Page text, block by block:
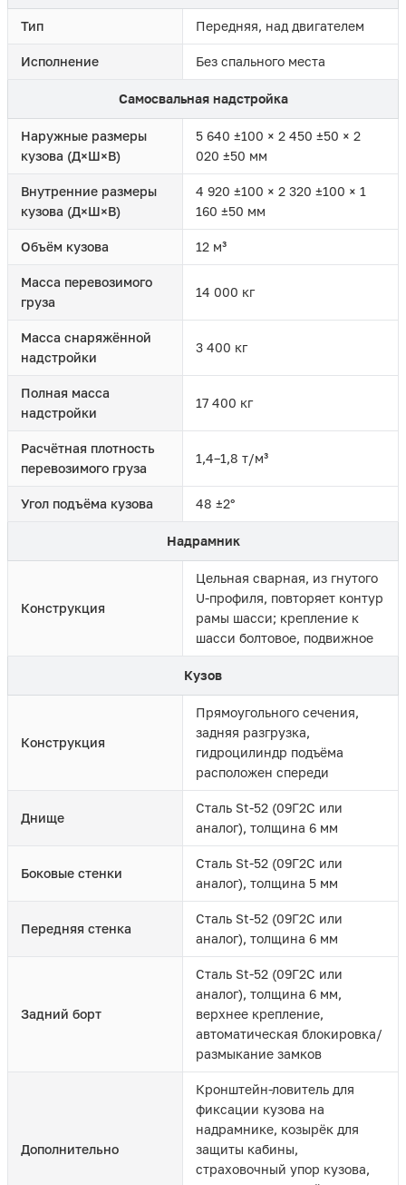
Тип Передняя, над двигателем
Исполнение Без спального места
Самосвальная надстройка
Наружные размеры
кузова (Д×Ш×В)
5 640 ±100 × 2 450 ±50 × 2
020 ±50 мм
Внутренние размеры
кузова (Д×Ш×В)
4 920 ±100 × 2 320 ±100 × 1
160 ±50 мм
Объём кузова 12 м³
Масса перевозимого
груза
14 000 кг
Масса снаряжённой
надстройки
3 400 кг
Полная масса
надстройки
17 400 кг
Расчётная плотность
перевозимого груза
1,4–1,8 т/м³
Угол подъёма кузова 48 ±2°
Надрамник
Конструкция
Цельная сварная, из гнутого
U-профиля, повторяет контур
рамы шасси; крепление к
шасси болтовое, подвижное
Кузов
Конструкция
Прямоугольного сечения,
задняя разгрузка,
гидроцилиндр подъёма
расположен спереди
Днище
Сталь St-52 (09Г2С или
аналог), толщина 6 мм
Боковые стенки
Сталь St-52 (09Г2С или
аналог), толщина 5 мм
Передняя стенка
Сталь St-52 (09Г2С или
аналог), толщина 6 мм
Задний борт
Сталь St-52 (09Г2С или
аналог), толщина 6 мм,
верхнее крепление,
автоматическая блокировка/
размыкание замков
Дополнительно
Кронштейн-ловитель для
фиксации кузова на
надрамнике, козырёк для
защиты кабины,
страховочный упор кузова,